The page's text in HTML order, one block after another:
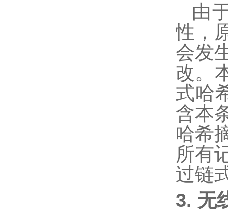
由
性，
会发
改。
式哈
含本
哈希
所有
过链
3. 无